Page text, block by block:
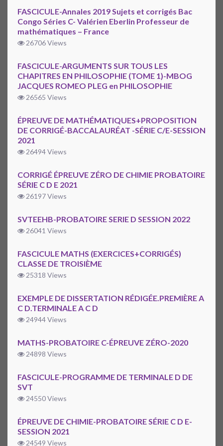
FASCICULE-Annales 2019 Sujets et corrigés Bac
Congo Séries C- Valérien Eberlin Professeur de
mathématiques – France
26706 Views
FASCICULE-ARGUMENTS SUR TOUS LES
CHAPITRES EN PHILOSOPHIE (TOME 1)-MBOG
JACQUES ROMEO PLEG en PHILOSOPHIE
26565 Views
ÉPREUVE DE MATHÉMATIQUES+PROPOSITION
DE CORRIGÉ-BACCALAURÉAT -SÉRIE C/E-SESSION
2021
26494 Views
CORRIGÉ ÉPREUVE ZÉRO DE CHIMIE PROBATOIRE
SÉRIE C D E 2021
26197 Views
SVTEEHB-PROBATOIRE SERIE D SESSION 2022
26041 Views
FASCICULE MATHS (EXERCICES+CORRIGÉS)
CLASSE DE TROISIÈME
25318 Views
EXEMPLE DE DISSERTATION RÉDIGÉE.PREMIÈRE A
C D.TERMINALE A C D
24944 Views
MATHS-PROBATOIRE C-ÉPREUVE ZÉRO-2020
24898 Views
FASCICULE-PROGRAMME DE TERMINALE D DE
SVT
24550 Views
ÉPREUVE DE CHIMIE-PROBATOIRE SÉRIE C D E-
SESSION 2021
24549 Views